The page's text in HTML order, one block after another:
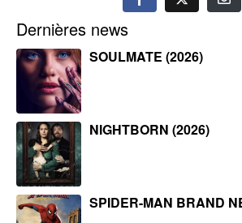
Dernières news
SOULMATE (2026)
NIGHTBORN (2026)
SPIDER-MAN BRAND